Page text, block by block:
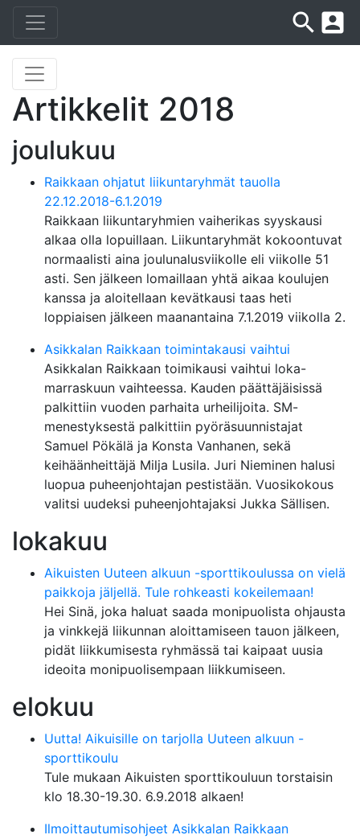
search account_box
Artikkelit 2018
joulukuu
Raikkaan ohjatut liikuntaryhmät tauolla
22.12.2018-6.1.2019
Raikkaan liikuntaryhmien vaiherikas syyskausi
alkaa olla lopuillaan. Liikuntaryhmät kokoontuvat
normaalisti aina joulunalusviikolle eli viikolle 51
asti. Sen jälkeen lomaillaan yhtä aikaa koulujen
kanssa ja aloitellaan kevätkausi taas heti
loppiaisen jälkeen maanantaina 7.1.2019 viikolla 2.
Asikkalan Raikkaan toimintakausi vaihtui
Asikkalan Raikkaan toimikausi vaihtui loka-
marraskuun vaihteessa. Kauden päättäjäisissä
palkittiin vuoden parhaita urheilijoita. SM-
menestyksestä palkittiin pyöräsuunnistajat
Samuel Pökälä ja Konsta Vanhanen, sekä
keihäänheittäjä Milja Lusila. Juri Nieminen halusi
luopua puheenjohtajan pestistään. Vuosikokous
valitsi uudeksi puheenjohtajaksi Jukka Sällisen.
lokakuu
Aikuisten Uuteen alkuun -sporttikoulussa on vielä
paikkoja jäljellä. Tule rohkeasti kokeilemaan!
Hei Sinä, joka haluat saada monipuolista ohjausta
ja vinkkejä liikunnan aloittamiseen tauon jälkeen,
pidät liikkumisesta ryhmässä tai kaipaat uusia
ideoita monipuolisempaan liikkumiseen.
elokuu
Uutta! Aikuisille on tarjolla Uuteen alkuun -
sporttikoulu
Tule mukaan Aikuisten sporttikouluun torstaisin
klo 18.30-19.30. 6.9.2018 alkaen!
Ilmoittautumisohjeet Asikkalan Raikkaan